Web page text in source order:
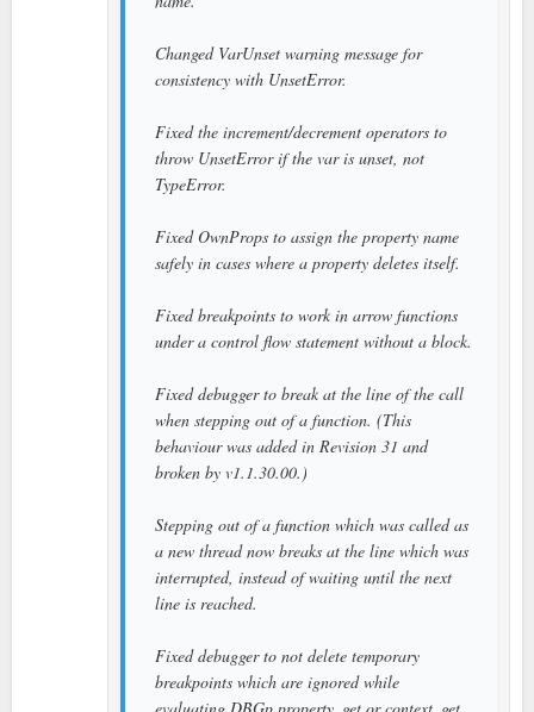
Changed VarUnset warning message for
consistency with UnsetError.
Fixed the increment/decrement operators to
throw UnsetError if the var is unset, not
TypeError.
Fixed OwnProps to assign the property name
safely in cases where a property deletes itself.
Fixed breakpoints to work in arrow functions
under a control flow statement without a block.
Fixed debugger to break at the line of the call
when stepping out of a function. (This
behaviour was added in Revision 31 and
broken by v1.1.30.00.)
Stepping out of a function which was called as
a new thread now breaks at the line which was
interrupted, instead of waiting until the next
line is reached.
Fixed debugger to not delete temporary
breakpoints which are ignored while